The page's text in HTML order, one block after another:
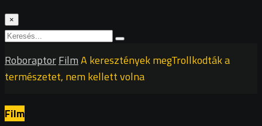
×
RoboraptorFilmA keresztények megTrollkodták a
természetet, nem kellett volna
Film